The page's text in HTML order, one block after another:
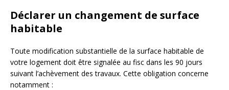
Déclarer un changement de surface
habitable
Toute modification substantielle de la surface habitable de
votre logement doit être signalée au fisc dans les 90 jours
suivant l’achèvement des travaux. Cette obligation concerne
notamment :